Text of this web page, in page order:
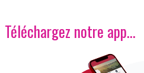
Téléchargez notre app…